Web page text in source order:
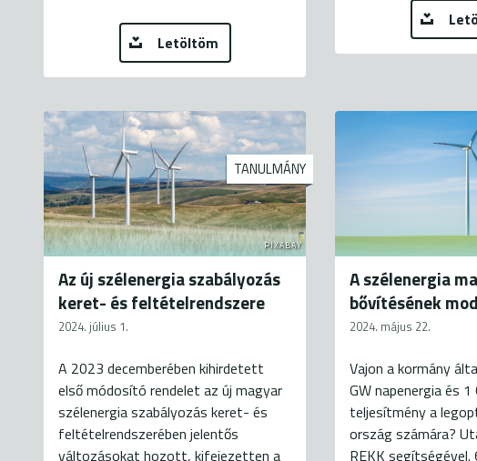
Letöltöm
PIXABAY
TANULMÁNY
Az új szélenergia szabályozás
keret- és feltételrendszere
2024. július 1.
A 2023 decemberében kihirdetett
első módosító rendelet az új magyar
szélenergia szabályozás keret- és
feltételrendszerében jelentős
változásokat hozott, kifejezetten a
A szélenergia
bővítésének
2024. május 22.
Vajon a kormány
GW napenergia és 1
teljesítmény a
ország számára?
REKK